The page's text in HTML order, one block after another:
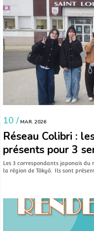
10 / MAR. 2026
Réseau Colibri :
présents pour 3
Les 3 correspondants japonais
la région de Tôkyô. Ils sont